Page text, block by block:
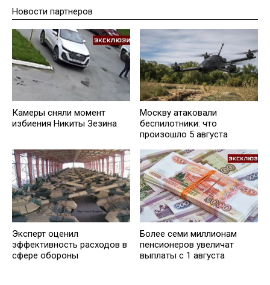
Новости партнеров
Камеры сняли момент
избиения Никиты Зезина
Москву атаковали
беспилотники: что
произошло 5 августа
Эксперт оценил
эффективность расходов в
сфере обороны
Более семи миллионам
пенсионеров увеличат
выплаты с 1 августа